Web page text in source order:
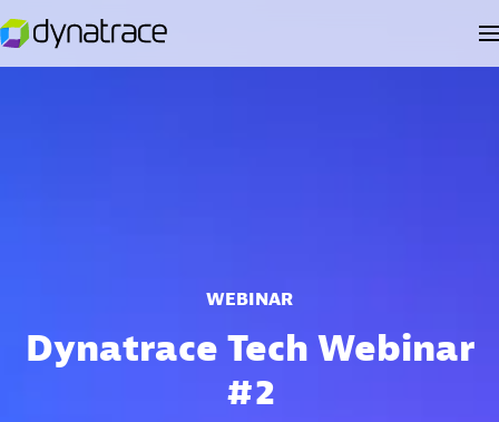
WEBINAR
Dynatrace Tech Webinar
#2